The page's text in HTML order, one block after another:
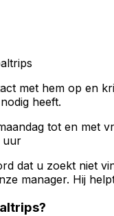
met hem op en
heeft.
tot en met
uur
dat u zoekt niet
manager. Hij
?